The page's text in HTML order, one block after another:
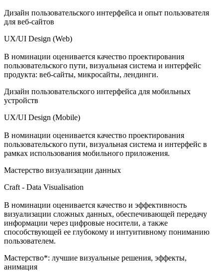
Дизайн пользовательского интерфейса и опыт пользователя
для веб-сайтов
UX/UI Design (Web)
В номинации оценивается качество проектирования
пользовательского пути, визуальная система и интерфейс
продукта: веб-сайты, микросайты, лендинги.
Дизайн пользовательского интерфейса для мобильных
устройств
UX/UI Design (Mobile)
В номинации оценивается качество проектирования
пользовательского пути, визуальная система и интерфейс в
рамках использования мобильного приложения.
Мастерство визуализации данных
Craft - Data Visualisation
В номинации оценивается качество и эффективность
визуализации сложных данных, обеспечивающей передачу
информации через цифровые носители, а также
способствующей ее глубокому и интуитивному пониманию
пользователем.
Мастерство*: лучшие визуальные решения, эффекты,
анимация